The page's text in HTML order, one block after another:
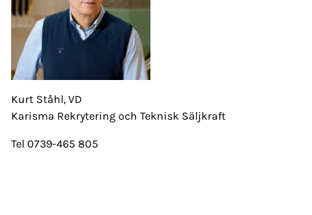
Kurt Ståhl, VD
Karisma Rekrytering och Teknisk Säljkraft
Tel 0739-465 805